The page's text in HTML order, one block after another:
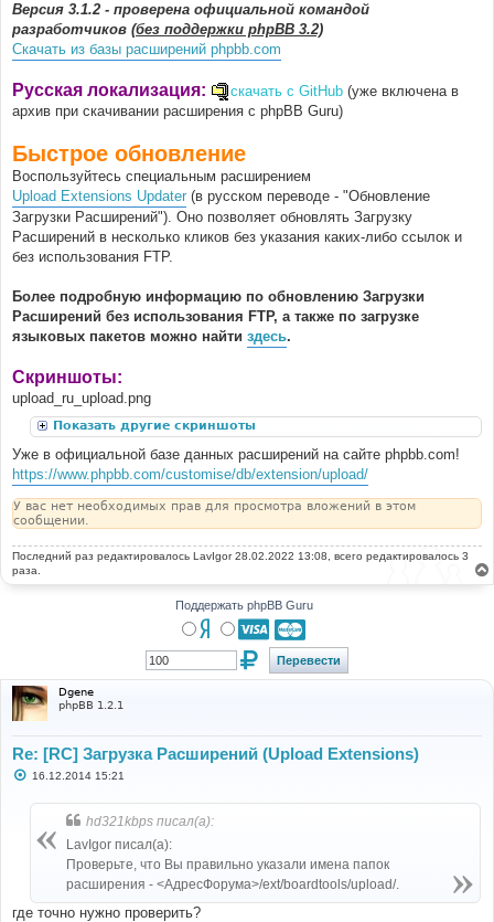
Версия 3.1.2 - проверена официальной командой
разработчиков (без поддержки phpBB 3.2)
Скачать из базы расширений phpbb.com
Русская локализация: скачать с GitHub (уже включена в
архив при скачивании расширения с phpBB Guru)
Быстрое обновление
Воспользуйтесь специальным расширением
Upload Extensions Updater (в русском переводе - "Обновление
Загрузки Расширений"). Оно позволяет обновлять Загрузку
Расширений в несколько кликов без указания каких-либо ссылок и
без использования FTP.
Более подробную информацию по обновлению Загрузки
Расширений без использования FTP, а также по загрузке
языковых пакетов можно найти здесь.
Скриншоты:
upload_ru_upload.png
Показать другие скриншоты
Уже в официальной базе данных расширений на сайте phpbb.com!
https://www.phpbb.com/customise/db/extension/upload/
У вас нет необходимых прав для просмотра вложений в этом
сообщении.
Последний раз редактировалось LavIgor28.02.2022 13:08, всего редактировалось 3
раза.
Поддержать phpBB Guru
Dgene
phpBB 1.2.1
Re: [RC] Загрузка Расширений (Upload Extensions)
С16.12.2014 15:21
hd321kbps писал(а):
LavIgor писал(а):
Проверьте, что Вы правильно указали имена папок
расширения - <АдресФорума>/ext/boardtools/upload/.
где точно нужно проверить?